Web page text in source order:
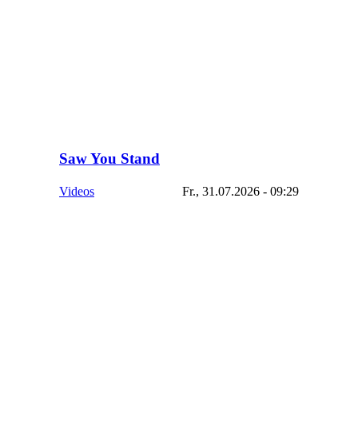
Saw You Stand
Videos Fr., 31.07.2026 - 09:29